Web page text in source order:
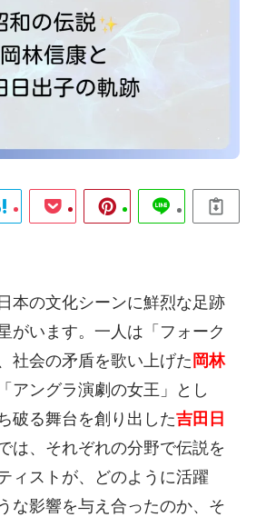
本の文化シーンに鮮烈な足跡
がいます。一人は「フォーク
社会の矛盾を歌い上げた 岡林
アングラ演劇の女王」とし
破る舞台を創り出した吉田日
は、それぞれの分野で伝説を
ィストが、どのように活躍
な影響を与え合ったのか、そ